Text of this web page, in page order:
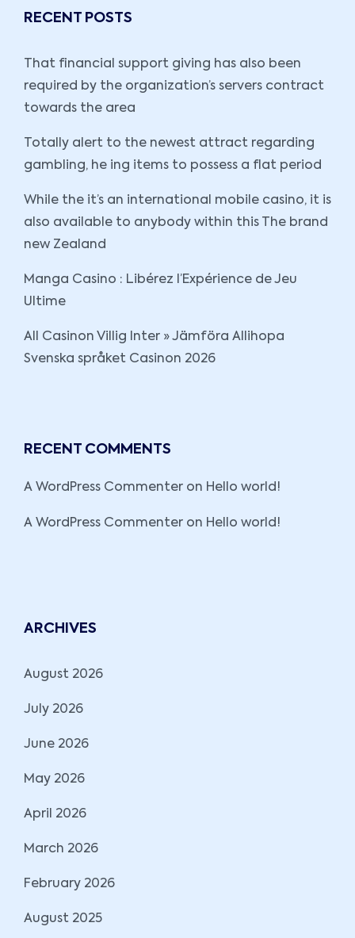
RECENT POSTS
That financial support giving has also been
required by the organization’s servers contract
towards the area
Totally alert to the newest attract regarding
gambling, he ing items to possess a flat period
While the it’s an international mobile casino, it is
also available to anybody within this The brand
new Zealand
Manga Casino : Libérez l’Expérience de Jeu
Ultime
All Casinon Villig Inter » Jämföra Allihopa
Svenska språket Casinon 2026
RECENT COMMENTS
A WordPress Commenter on Hello world!
A WordPress Commenter on Hello world!
ARCHIVES
August 2026
July 2026
June 2026
May 2026
April 2026
March 2026
February 2026
August 2025